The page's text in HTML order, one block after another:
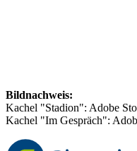
Bildnachweis:
Kachel "Stadion": Adobe
Kachel "Im Gespräch":